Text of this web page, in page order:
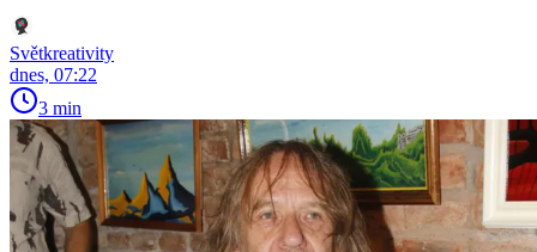
Světkreativity
dnes, 07:22
3 min